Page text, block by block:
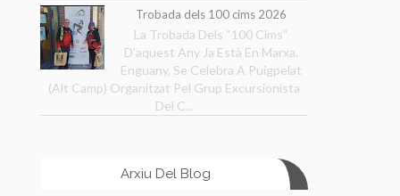
Trobada dels 100 cims 2026
La Trobada Dels “100 Cims”
D’aquest Any Ja Està En Marxa.
Enguany, Se Celebra A Puigpelat
(Alt Camp) Organitzat Pel Grup Excursionista
Del C...
Arxiu Del Blog